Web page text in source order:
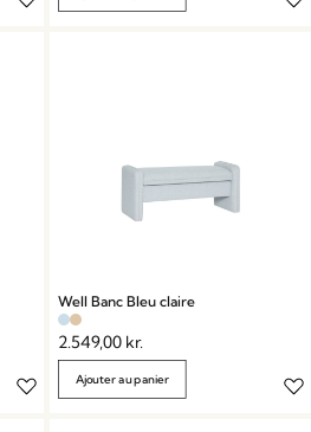
Well Banc Bleu claire
2.549,00 kr.
Ajouter au panier